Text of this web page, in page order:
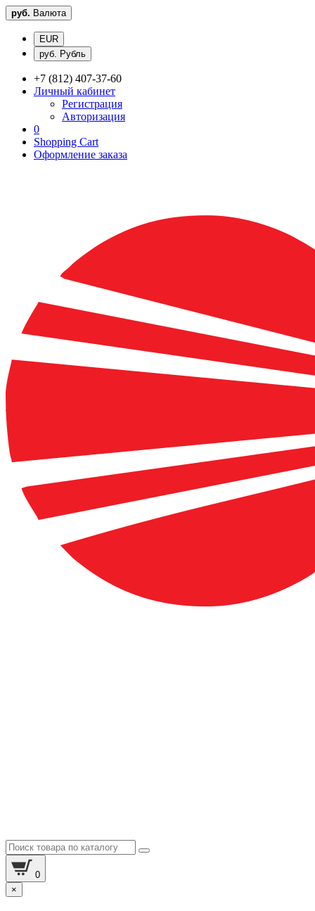
руб. Валюта
EUR
руб. Рубль
+7 (812) 407-37-60
Личный кабинет
Регистрация
Авторизация
0
Shopping Cart
Оформление заказа
0
×